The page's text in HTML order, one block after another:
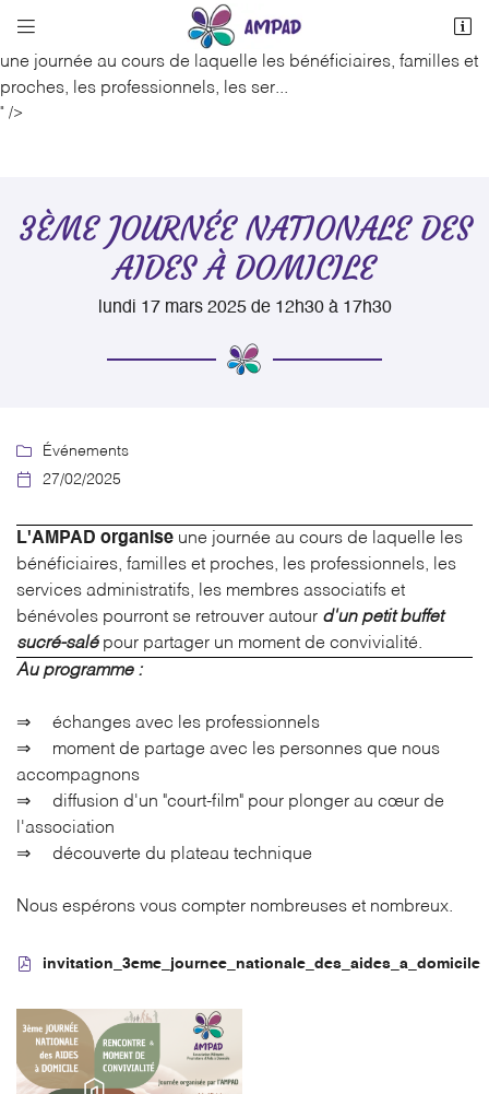
organise
une journée au cours de laquelle les bénéficiaires, familles et
proches, les professionnels, les ser...
" />
 
03410 Domerat
04 70 64 19 16
Rafraîchir le captcha
En cochant cette case, vous consentez à recevoir nos propositions commerciales
en utilisantle formulaire de désinscription.
3ÈME JOURNÉE NATIONALE DES
AIDES À DOMICILE
lundi 17 mars 2025 de 12h30 à 17h30

Événements

27/02/2025
L'AMPAD organise une journée au cours de laquelle les
bénéficiaires, familles et proches, les professionnels, les
services administratifs, les membres associatifs et
bénévoles pourront se retrouver autour d'un petit buffet
sucré-salépour partager un moment de convivialité.
Au programme :
⇒ échanges avec les professionnels
⇒ moment de partage avec les personnes que nous
accompagnons
⇒ diffusion d'un "court-film" pour plonger au cœur de
l'association
⇒ découverte du plateau technique
Nous espérons vous compter nombreuses et nombreux.
invitation_3eme_journee_nationale_des_aides_a_domicile